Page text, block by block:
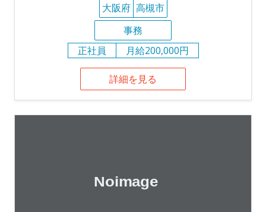
大阪府 高槻市
事務
正社員
月給200,000円
詳細を見る